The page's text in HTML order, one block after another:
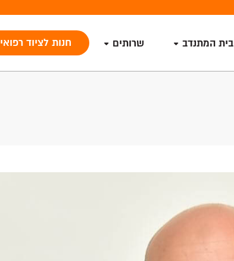
בית המתנדב שרותים חנות לציוד רפואי